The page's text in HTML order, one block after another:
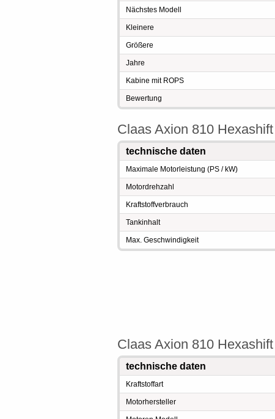
Nächstes Modell
Kleinere
Größere
Jahre
Kabine mit ROPS
Bewertung
Claas Axion 810
technische daten
Maximale Motorleistung (PS / kW)
Motordrehzahl
Kraftstoffverbrauch
Tankinhalt
Max. Geschwindigkeit
Claas Axion 810
technische daten
Kraftstoffart
Motorhersteller